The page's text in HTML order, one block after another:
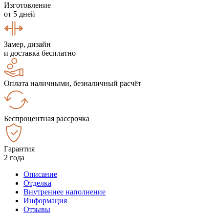
Изготовление
от 5 дней
Замер, дизайн
и доставка бесплатно
Оплата наличными, безналичный расчёт
Беспроцентная рассрочка
Гарантия
2 года
Описание
Отделка
Внутреннее наполнение
Информация
Отзывы